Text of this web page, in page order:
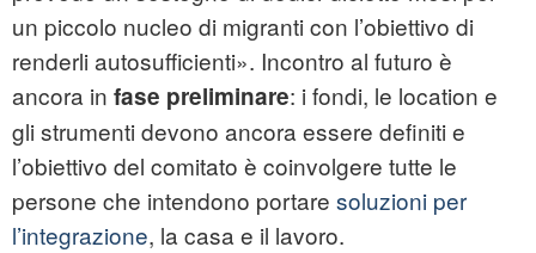
un piccolo nucleo di migranti con l’obiettivo di
renderli autosufficienti». Incontro al futuro è
ancora in fase preliminare: i fondi, le location e
gli strumenti devono ancora essere definiti e
l’obiettivo del comitato è coinvolgere tutte le
persone che intendono portare soluzioni per
l’integrazione, la casa e il lavoro.